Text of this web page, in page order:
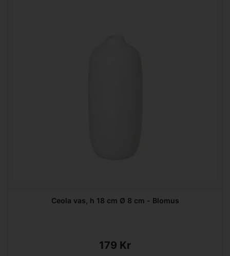
Ceola vas, h 18 cm Ø 8 cm - Blomus
179 Kr